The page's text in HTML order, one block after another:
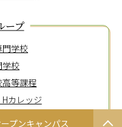
ープ
門学校
学校
等課程
カレッジ
専門学校
プンキャンパス